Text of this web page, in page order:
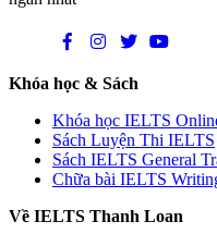
Khóa học & Sách
Khóa học IELTS
Sách Luyện Thi IELTS
Sách IELTS General
Chữa bài IELTS
Về IELTS Thanh Loan